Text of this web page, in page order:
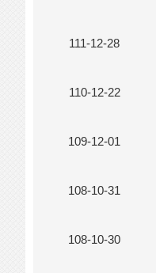
111-12-28
110-12-22
109-12-01
108-10-31
108-10-30